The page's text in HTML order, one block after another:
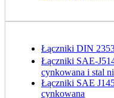
Łączniki DIN
Łączniki SAE-
cynkowana i stal
Łączniki SAE
cynkowana